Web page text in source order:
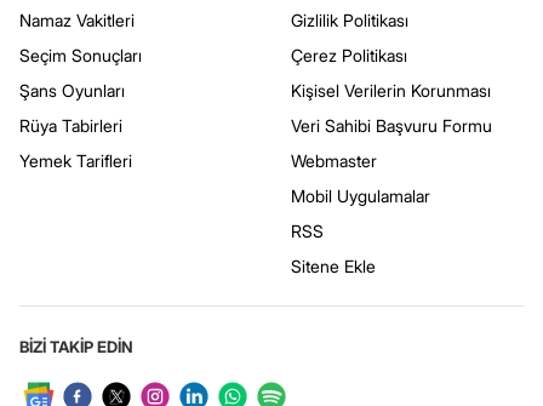
Namaz Vakitleri
Seçim Sonuçları
Şans Oyunları
Rüya Tabirleri
Yemek Tarifleri
Gizlilik Politikası
Çerez Politikası
Kişisel Verilerin Korunması
Veri Sahibi Başvuru Formu
Webmaster
Mobil Uygulamalar
RSS
Sitene Ekle
BİZİ TAKİP EDİN